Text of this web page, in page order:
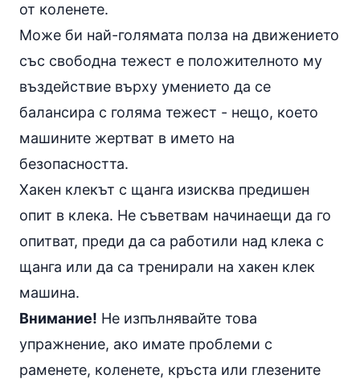
от коленете.
Може би най-голямата полза на движението
със свободна тежест е положителното му
въздействие върху умението да се
балансира с голяма тежест - нещо, което
машините жертват в името на
безопасността.
Хакен клекът с щанга изисква предишен
опит в клека. Не съветвам начинаещи да го
опитват, преди да са работили над клека с
щанга или да са тренирали на хакен клек
машина.
Внимание! Не изпълнявайте това
упражнение, ако имате проблеми с
раменете, коленете, кръста или глезените